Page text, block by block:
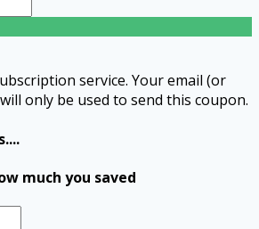
service. Your email (or
only be used to send this coupon.
much you saved